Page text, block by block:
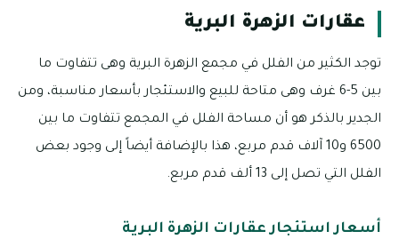
عقارات الزهرة البرية
توجد الكثير من الفلل في مجمع الزهرة البرية وهى تتفاوت ما
بين 5-6 غرف وهى متاحة للبيع والاستئجار بأسعار مناسبة، ومن
الجدير بالذكر هو أن مساحة الفلل في المجمع تتفاوت ما بين
6500 و10 آلاف قدم مربع، هذا بالإضافة أيضاً إلى وجود بعض
الفلل التي تصل إلى 13 ألف قدم مربع.
أسعار استئجار عقارات الزهرة البرية